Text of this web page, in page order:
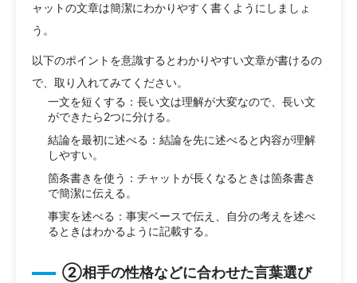
ャットの文章は簡潔にわかりやすく書くようにしましょ
う。
以下のポイントを意識するとわかりやすい文章が書けるの
で、取り入れてみてください。
一文を短くする：長い文は理解が大変なので、長い文
ができたら2つに分ける。
結論を最初に述べる：結論を先に述べると内容が理解
しやすい。
箇条書きを使う：チャットが長くなるときは箇条書き
で簡潔に伝える。
事実を述べる：事実ベースで伝え、自分の考えを述べ
るときはわかるように記載する。
②相手の性格などに合わせた言葉選び